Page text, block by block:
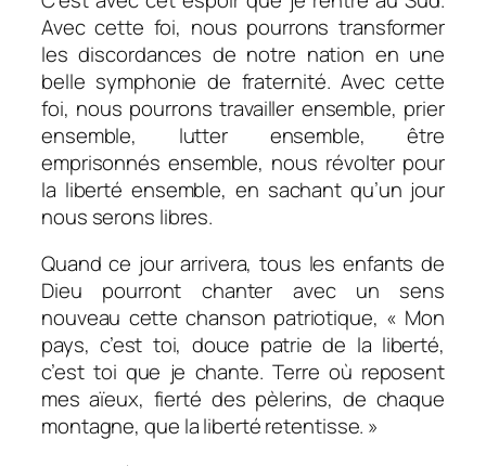
Avec cette foi, nous pourrons transformer
les discordances de notre nation en une
belle symphonie de fraternité. Avec cette
foi, nous pourrons travailler ensemble, prier
ensemble, lutter ensemble, être
emprisonnés ensemble, nous révolter pour
la liberté ensemble, en sachant qu’un jour
nous serons libres.
Quand ce jour arrivera, tous les enfants de
Dieu pourront chanter avec un sens
nouveau cette chanson patriotique, « Mon
pays, c’est toi, douce patrie de la liberté,
c’est toi que je chante. Terre où reposent
mes aïeux, fierté des pèlerins, de chaque
montagne, que la liberté retentisse. »